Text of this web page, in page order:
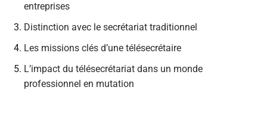
entreprises
Distinction avec le secrétariat traditionnel
Les missions clés d’une télésecrétaire
L’impact du télésecrétariat dans un monde
professionnel en mutation